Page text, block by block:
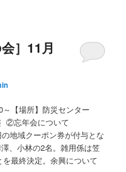
］11月
～【場所】防災センター
②忘年会について
地域クーポン券が付与とな
、小林の2名。雑用係は笠
最終決定。余興について